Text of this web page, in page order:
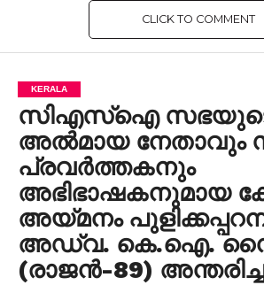
CLICK TO COMMENT
KERALA
സിഎസ്‌ഐ
അൽമായ നേതാവും
പ്രവർത്തകനും
അഭിഭാഷകനുമായ
അയ്മനം
അഡ്വ. കെ.ഐ.
(രാജൻ-89)